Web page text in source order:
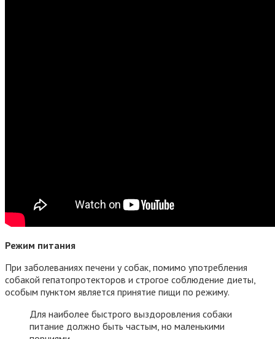
Режим питания
При заболеваниях печени у собак, помимо употребления
собакой гепатопротекторов и строгое соблюдение диеты,
особым пунктом является принятие пищи по режиму.
Для наиболее быстрого выздоровления собаки
питание должно быть частым, но маленькими